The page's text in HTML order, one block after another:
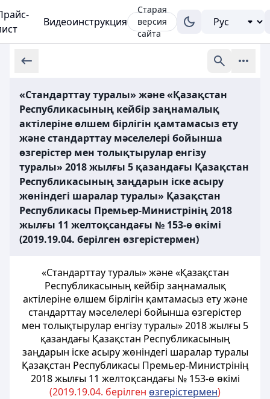
Видеоинструкция
Старая
версия
сайта
«Стандарттау туралы» және «Қазақстан
Республикасының кейбір заңнамалық
актілеріне өлшем бірлігін қамтамасыз ету
және стандарттау мәселелері бойынша
өзгерістер мен толықтырулар енгізу
туралы» 2018 жылғы 5 қазандағы Қазақстан
Республикасының заңдарын іске асыру
жөніндегі шаралар туралы» Қазақстан
Республикасы Премьер-Министрінің 2018
жылғы 11 желтоқсандағы № 153-ө өкімі
(2019.19.04. берілген өзгерістермен)
«Стандарттау туралы» және «Қазақстан
Республикасының кейбір заңнамалық
актілеріне өлшем бірлігін қамтамасыз ету және
стандарттау мәселелері бойынша өзгерістер
мен толықтырулар енгізу туралы» 2018 жылғы 5
қазандағы Қазақстан Республикасының
заңдарын іске асыру жөніндегі шаралар туралы
Қазақстан Республикасы Премьер-Министрінің
2018 жылғы 11 желтоқсандағы № 153-ө өкімі
(2019.19.04. берілген өзгерістермен)